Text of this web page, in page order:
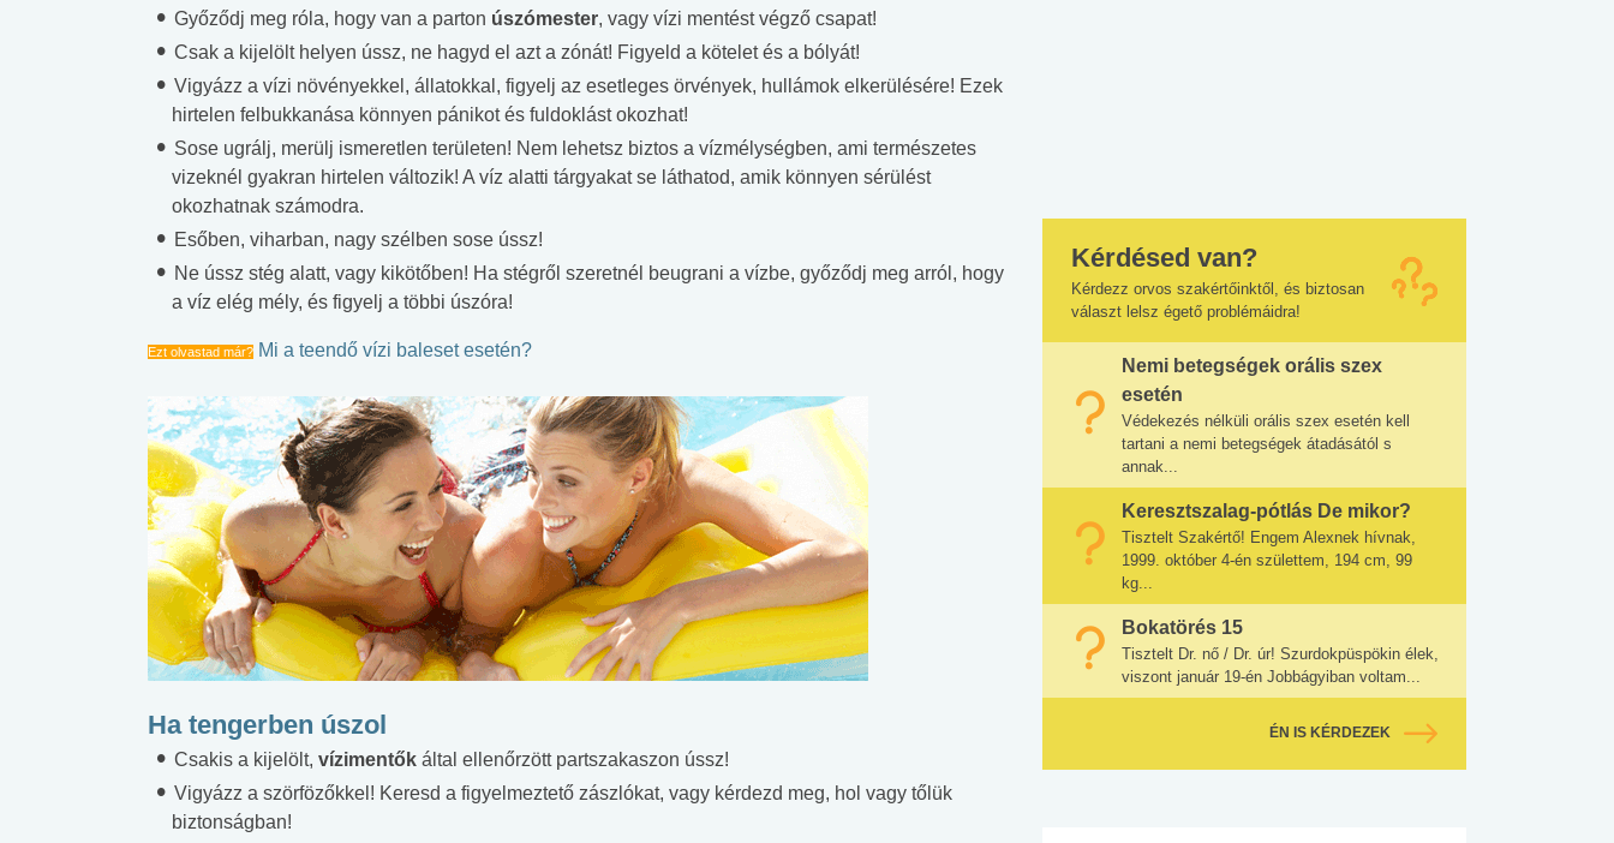
Győződj meg róla, hogy van a parton úszómester, vagy vízi mentést végző csapat!
Csak a kijelölt helyen ússz, ne hagyd el azt a zónát! Figyeld a kötelet és a bólyát!
Vigyázz a vízi növényekkel, állatokkal, figyelj az esetleges örvények, hullámok elkerülésére! Ezek
hirtelen felbukkanása könnyen pánikot és fuldoklást okozhat!
Sose ugrálj, merülj ismeretlen területen! Nem lehetsz biztos a vízmélységben, ami természetes
vizeknél gyakran hirtelen változik! A víz alatti tárgyakat se láthatod, amik könnyen sérülést
okozhatnak számodra.
Esőben, viharban, nagy szélben sose ússz!
Ne ússz stég alatt, vagy kikötőben! Ha stégről szeretnél beugrani a vízbe, győződj meg arról, hogy
a víz elég mély, és figyelj a többi úszóra!
Ezt olvastad már? Mi a teendő vízi baleset esetén?
Ha tengerben úszol
Csakis a kijelölt, vízimentők által ellenőrzött partszakaszon ússz!
Vigyázz a szörfözőkkel! Keresd a figyelmeztető zászlókat, vagy kérdezd meg, hol vagy tőlük
biztonságban!
Kérdésed van?
Kérdezz orvos szakértőinktől, és biztosan
választ lelsz égető problémáidra!
Nemi betegségek orális szex
esetén
Védekezés nélküli orális szex esetén kell
tartani a nemi betegségek átadásától s
annak...
Keresztszalag-pótlás De mikor?
Tisztelt Szakértő! Engem Alexnek hívnak,
1999. október 4-én születtem, 194 cm, 99
kg...
Bokatörés 15
Tisztelt Dr. nő / Dr. úr! Szurdokpüspökin élek,
viszont január 19-én Jobbágyiban voltam...
ÉN IS KÉRDEZEK